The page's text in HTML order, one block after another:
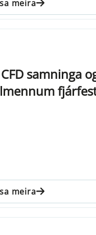
meira
samninga
meira